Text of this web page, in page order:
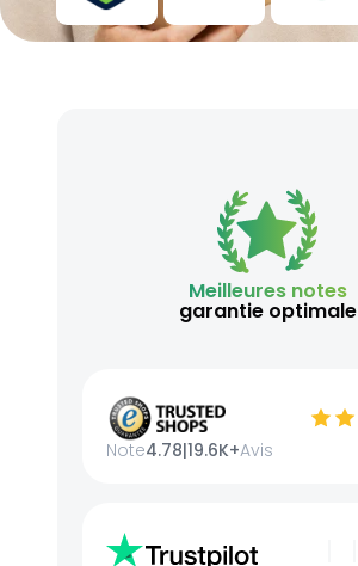
Meilleures notes
garantie optimale
Note4.78|19.6K+Avis